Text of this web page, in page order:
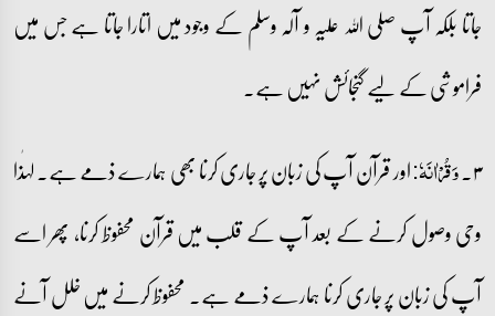
جاتا بلکہ آپ صلی اللہ علیہ و آلہ وسلم کے وجود میں اتارا جاتا ہے جس میں
فراموشی کے لیے گنجائش نہیں ہے۔
۳۔ وَ قُرۡاٰنَہٗ:اور قرآن آپ کی زبان پر جاری کرنا بھی ہمارے ذمے ہے۔ لہٰذا
وحی وصول کرنے کے بعد آپ کے قلب میں قرآن محفوظ کرنا، پھر اسے
آپ کی زبان پر جاری کرنا ہمارے ذمے ہے۔ محفوظ کرنے میں خلل آنے